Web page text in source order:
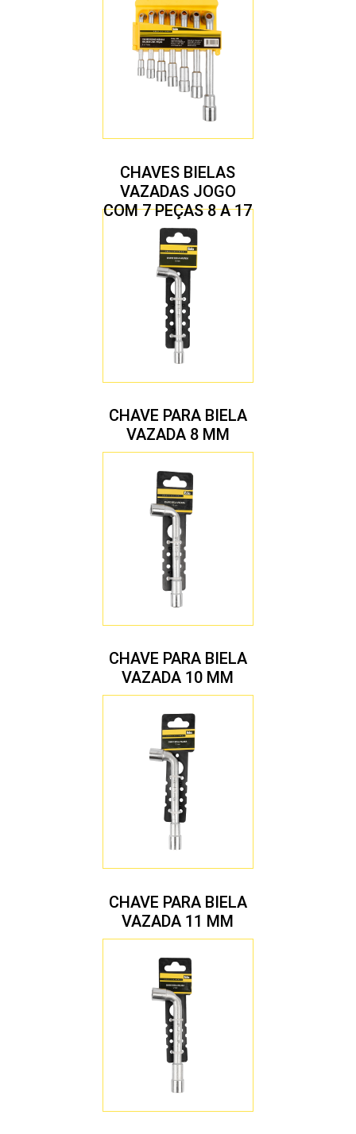
CHAVES BIELAS
VAZADAS JOGO
COM 7 PEÇAS 8 A 17
MM
CHAVE PARA BIELA
VAZADA 8 MM
CHAVE PARA BIELA
VAZADA 10 MM
CHAVE PARA BIELA
VAZADA 11 MM